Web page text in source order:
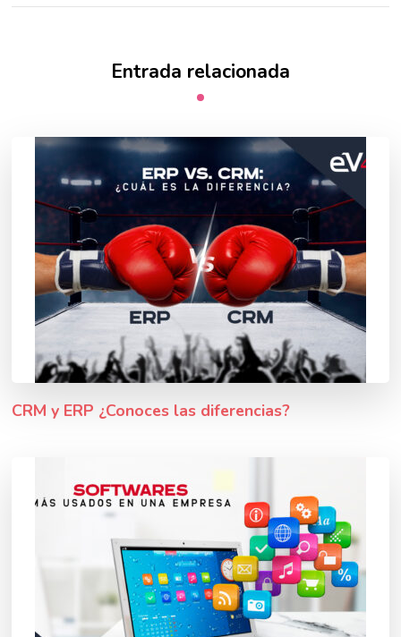
Entrada relacionada
CRM y ERP ¿Conoces las diferencias?